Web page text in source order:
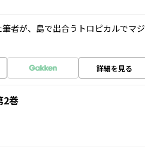
者が、島で出合うトロピカルでマジ
詳細を見る
2巻